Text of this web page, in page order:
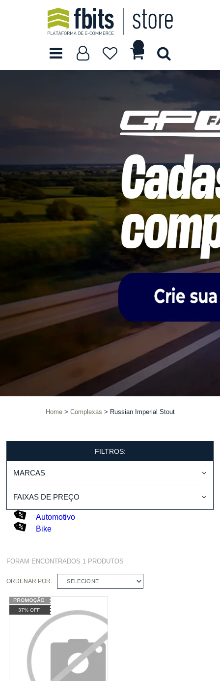
Home Complexas Russian Imperial Stout
FILTROS:
MARCAS
FAIXAS DE PREÇO
Automotivo
Bike
FORAM ENCONTRADOS 1 PRODUTOS
ORDENAR POR: SELECIONE
37% OFF